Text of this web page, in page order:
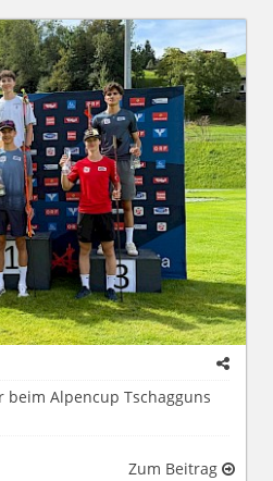
beim Alpencup Tschagguns
Zum Beitrag